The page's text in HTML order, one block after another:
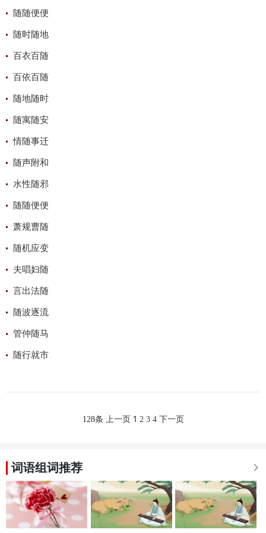
随随便便
随时随地
百衣百随
百依百随
随地随时
随寓随安
情随事迁
随声附和
水性随邪
随随便便
萧规曹随
随机应变
夫唱妇随
言出法随
随波逐流
管仲随马
随行就市
128条 上一页 1 2 3 4 下一页

词语组词推荐